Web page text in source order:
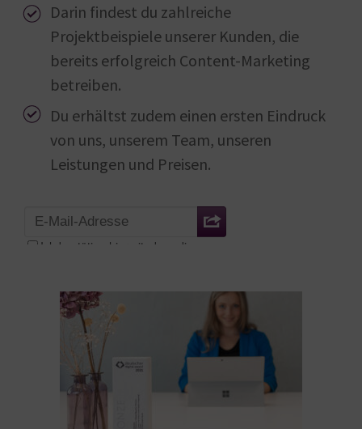
Darin findest du zahlreiche
Projektbeispiele unserer Kunden, die
bereits erfolgreich Content-Marketing
betreiben.
Du erhältst zudem einen ersten Eindruck
von uns, unserem Team, unseren
Leistungen und Preisen.